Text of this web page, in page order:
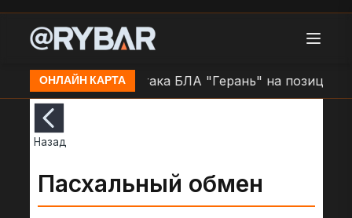
ОНЛАЙН КАРТА
н.п. Очаков Атака БЛА "Герань" на позиции
Назад
Пасхальный обмен